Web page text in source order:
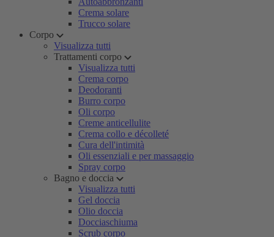
Crema solare
Trucco solare
Corpo
Visualizza tutti
Trattamenti corpo
Visualizza tutti
Crema corpo
Deodoranti
Burro corpo
Oli corpo
Creme anticellulite
Crema collo e décolleté
Cura dell'intimità
Oli essenziali e per massaggio
Spray corpo
Bagno e doccia
Visualizza tutti
Gel doccia
Olio doccia
Docciaschiuma
Scrub corpo